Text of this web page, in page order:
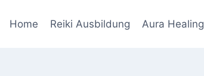
Home Reiki Ausbildung Aura Healing